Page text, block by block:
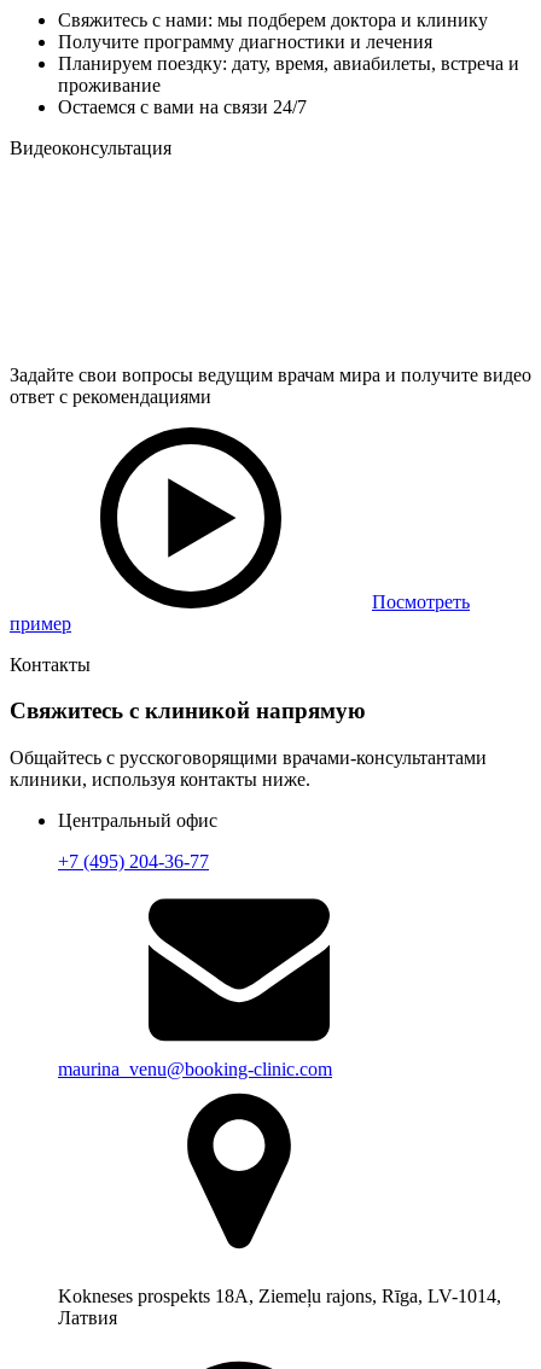
Свяжитесь с нами: мы подберем доктора и клинику
Получите программу диагностики и лечения
Планируем поездку: дату, время, авиабилеты, встреча и
проживание
Остаемся с вами на связи 24/7
Видеоконсультация
Задайте свои вопросы ведущим врачам мира и получите видео
ответ с рекомендациями
Посмотреть
пример
Контакты
Свяжитесь с клиникой напрямую
Общайтесь с русскоговорящими врачами-консультантами
клиники, используя контакты ниже.
Центральный офис
+7 (495) 204-36-77
maurina_venu@booking-clinic.com
Kokneses prospekts 18A, Ziemeļu rajons, Rīga, LV-1014,
Латвия